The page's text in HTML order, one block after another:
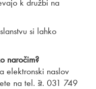
k družbi na
si lahko
naročim?
elektronski naslov
na tel. št. 031 749